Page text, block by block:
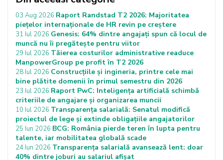
03 Aug 2026 Raport Randstad T2 2026: Majoritatea
piețelor internaționale de HR revin pe creștere
31 Iul 2026 Genesis: 64% dintre angajați spun că locul de
muncă nu îi pregătește pentru viitor
29 Iul 2026 Tăierea costurilor administrative readuce
ManpowerGroup pe profit în T2 2026
28 Iul 2026 Construcțiile și ingineria, printre cele mai
bine plătite domenii în primul semestru din 2026
23 Iul 2026 Raport PwC: Inteligența artificială schimbă
criteriile de angajare și organizarea muncii
10 Iul 2026 Transparența salarială: Senatul modifică
proiectul de lege și extinde obligațiile angajatorilor
25 Iun 2026 BCG: România pierde teren în lupta pentru
talente, iar mobilitatea globală scade
24 Iun 2026 Transparența salarială avansează lent: doar
40% dintre joburi au salariul afișat